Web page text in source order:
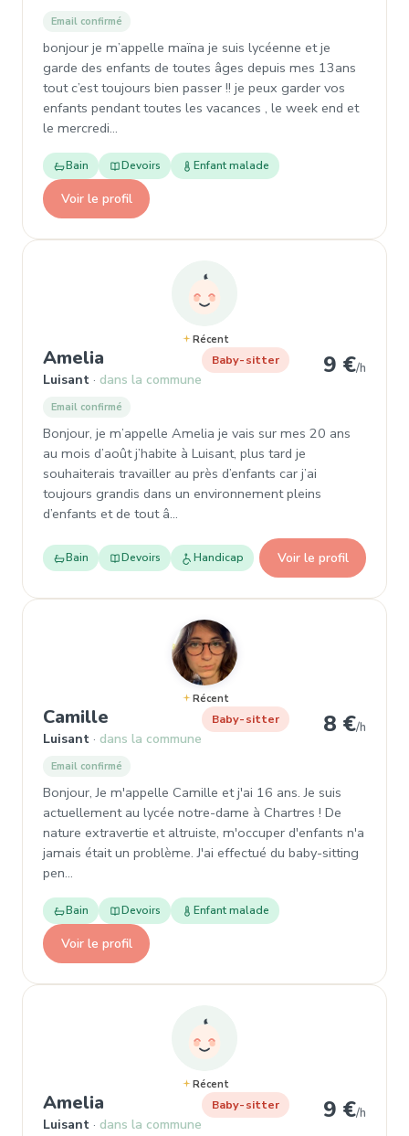
Email confirmé
bonjour je m’appelle maïna je suis lycéenne et je
garde des enfants de toutes âges depuis mes 13ans
tout c’est toujours bien passer !! je peux garder vos
enfants pendant toutes les vacances , le week end et
le mercredi…
Bain Devoirs Enfant malade
Voir le profil
Récent
Amelia , Garde d'enfant à Luisant
Luisant dans la commune
Baby-sitter 9 €/h
Email confirmé
Bonjour, je m’appelle Amelia je vais sur mes 20 ans
au mois d’août j’habite à Luisant, plus tard je
souhaiterais travailler au près d’enfants car j’ai
toujours grandis dans un environnement pleins
d’enfants et de tout â…
Bain Devoirs Handicap Voir le profil
Récent
Camille , Garde d'enfant à Luisant
Luisant dans la commune
Baby-sitter 8 €/h
Email confirmé
Bonjour, Je m'appelle Camille et j'ai 16 ans. Je suis
actuellement au lycée notre-dame à Chartres ! De
nature extravertie et altruiste, m'occuper d'enfants n'a
jamais était un problème. J'ai effectué du baby-sitting
pen…
Bain Devoirs Enfant malade
Voir le profil
Récent
Amelia , Garde d'enfant à Luisant
Luisant dans la commune
Baby-sitter 9 €/h